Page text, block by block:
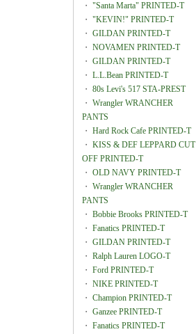
・ "Santa Marta" PRINTED-T
・ "KEVIN!" PRINTED-T
・ GILDAN PRINTED-T
・ NOVAMEN PRINTED-T
・ GILDAN PRINTED-T
・ L.L.Bean PRINTED-T
・ 80s Levi's 517 STA-PREST
・ Wrangler WRANCHER
PANTS
・ Hard Rock Cafe PRINTED-T
・ KISS & DEF LEPPARD CUT
OFF PRINTED-T
・ OLD NAVY PRINTED-T
・ Wrangler WRANCHER
PANTS
・ Bobbie Brooks PRINTED-T
・ Fanatics PRINTED-T
・ GILDAN PRINTED-T
・ Ralph Lauren LOGO-T
・ Ford PRINTED-T
・ NIKE PRINTED-T
・ Champion PRINTED-T
・ Ganzee PRINTED-T
・ Fanatics PRINTED-T